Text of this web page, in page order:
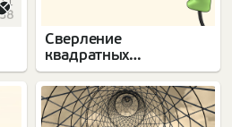
Сверление
квадратных
отверстий